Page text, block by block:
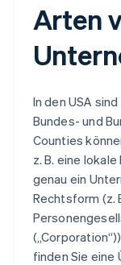
Arten
In den USA
Bundes- und
Counties
z. B. eine
genau ein
Rechtsform (z.
finden Sie eine